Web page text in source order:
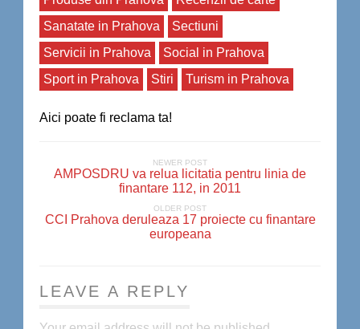
Sanatate in Prahova
Sectiuni
Servicii in Prahova
Social in Prahova
Sport in Prahova
Stiri Turism in Prahova
Aici poate fi reclama ta!
NEWER POST
AMPOSDRU va relua licitatia pentru linia de
finantare 112, in 2011
OLDER POST
CCI Prahova deruleaza 17 proiecte cu finantare
europeana
LEAVE A REPLY